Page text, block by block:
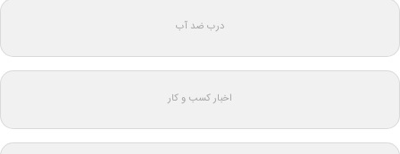
درب ضد آب
اخبار کسب و کار